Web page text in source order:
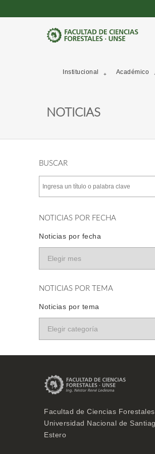
Institucional Académico
NOTICIAS
BUSCAR
NOTICIAS POR FECHA
Noticias por fecha
NOTICIAS POR TEMA
Noticias por tema
Facultad de Ciencias Forestales,
Universidad Nacional de
Estero